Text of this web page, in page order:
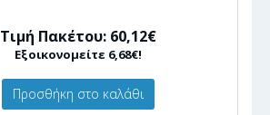
Τιμή Πακέτου: 60,12€
Εξοικονομείτε 6,68€!
Προσθήκη στο καλάθι